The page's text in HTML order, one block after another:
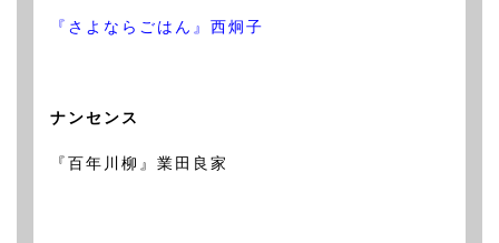
『さよならごはん』西炯子
ナンセンス
『百年川柳』業田良家